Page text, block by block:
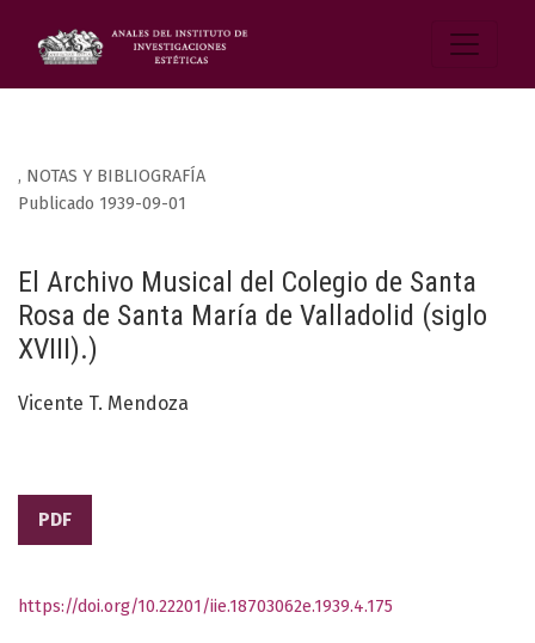
, NOTAS Y BIBLIOGRAFÍA
El Archivo Musical del Colegio de Santa
Rosa de Santa María de Valladolid (siglo
XVIII).)
Publicado 1939-09-01
Vicente T. Mendoza
PDF
https://doi.org/10.22201/iie.18703062e.1939.4.175